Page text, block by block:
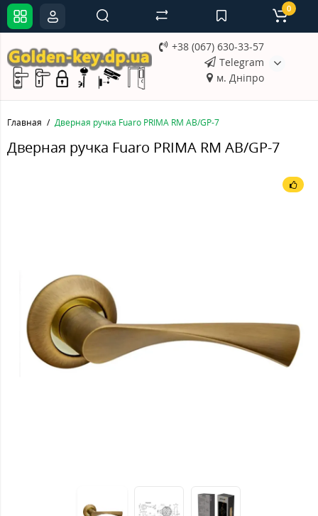
+38 (067) 630-33-57
Telegram
м. Дніпро
0
Главная Дверная ручка Fuaro PRIMA RM AB/GP-7
Дверная ручка Fuaro PRIMA RM AB/GP-7